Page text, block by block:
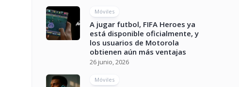
Móviles
A jugar futbol, FIFA Heroes ya
está disponible oficialmente, y
los usuarios de Motorola
obtienen aún más ventajas
26 junio, 2026
Móviles